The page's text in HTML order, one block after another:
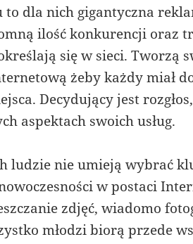
dla nich gigantyczna
ilość konkurencji oraz
się w sieci. Tworzą
żeby każdy miał
Decydujący jest rozgłos,
aspektach swoich usług.
ludzie nie umieją wybrać
w postaci
zdjęć, wiadomo
młodzi biorą przede